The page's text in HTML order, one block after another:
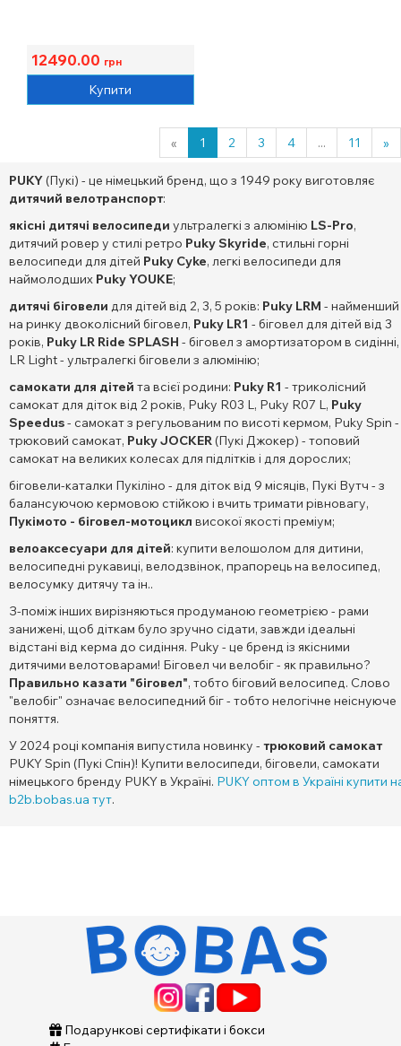
12490.00 грн
Купити
« 1 2 3 4 ... 11 »
PUKY(Пукі) - це німецький бренд, що з 1949 року виготовляє
дитячий велотранспорт:
якісні дитячі велосипеди ультралегкі з алюмінію LS-Pro,
дитячий ровер у стилі ретро Puky Skyride, стильні горні
велосипеди для дітей Puky Cyke, легкі велосипеди для
наймолодших Puky YOUKE;
дитячі біговели для дітей від 2, 3, 5 років: Puky LRM - найменший
на ринку двоколісний біговел, Puky LR1 - біговел для дітей від 3
років, Puky LR Ride SPLASH - біговел з амортизатором в сидінні,
LR Light - ультралегкі біговели з алюмінію;
самокати для дітей та всієї родини: Puky R1 - триколісний
самокат для діток від 2 років, Puky R03 L, Puky R07 L, Puky
Speedus- самокат з регульованим по висоті кермом, Puky Spin -
трюковий самокат, Puky JOCKER(Пукі Джокер) - топовий
самокат на великих колесах для підлітків і для дорослих;
біговели-каталки Пукіліно - для діток від 9 місяців, Пукі Вутч - з
балансуючою кермовою стійкою і вчить тримати рівновагу,
Пукімото - біговел-мотоцикл високої якості преміум;
велоаксесуари для дітей: купити велошолом для дитини,
велосипедні рукавиці, велодзвінок, прапорець на велосипед,
велосумку дитячу та ін..
З-поміж інших вирізняються продуманою геометрією - рами
занижені, щоб діткам було зручно сідати, завжди ідеальні
відстані від керма до сидіння. Puky - це бренд із якісними
дитячими велотоварами! Біговел чи велобіг - як правильно?
Правильно казати "біговел", тобто біговий велосипед. Слово
"велобіг" означає велосипедний біг - тобто нелогічне неіснуюче
поняття.
У 2024 році компанія випустила новинку - трюковий самокат
PUKY Spin (Пукі Спін)! Купити велосипеди, біговели, самокати
німецького бренду PUKY в Україні. PUKY оптом в Україні купити
b2b.bobas.ua тут.
Подарункові сертифікати і бокси